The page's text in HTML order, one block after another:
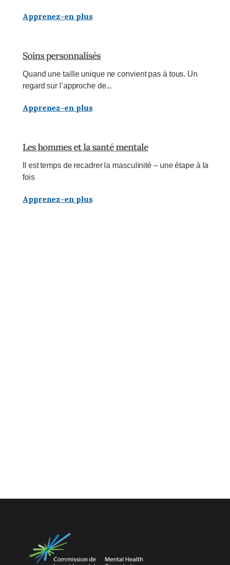
Apprenez-en plus
Soins personnalisés
Quand une taille unique ne convient pas à tous. Un
regard sur l’approche de...
Apprenez-en plus
Les hommes et la santé mentale
Il est temps de recadrer la masculinité – une étape à la
fois
Apprenez-en plus